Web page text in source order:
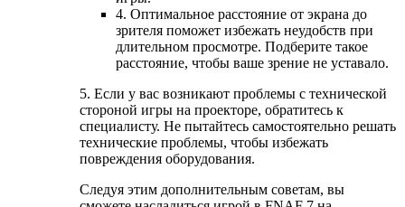
4. Оптимальное расстояние от экрана до
зрителя поможет избежать неудобств при
длительном просмотре. Подберите такое
расстояние, чтобы ваше зрение не уставало.
5. Если у вас возникают проблемы с технической
стороной игры на проекторе, обратитесь к
специалисту. Не пытайтесь самостоятельно решать
технические проблемы, чтобы избежать
повреждения оборудования.
Следуя этим дополнительным советам, вы